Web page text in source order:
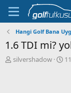
Hangi Golf Bana
1.6 TDI mi?
K
silvershadow
B